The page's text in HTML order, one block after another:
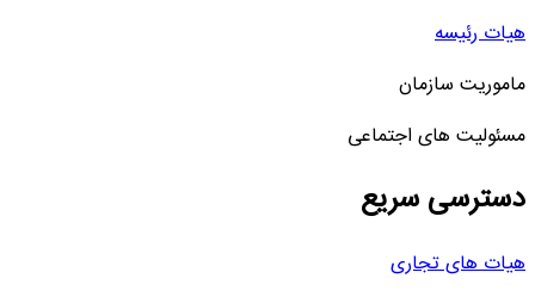
هیات رئیسه
ماموریت سازمان
مسئولیت های اجتماعی
دسترسی سریع
هیات های تجاری